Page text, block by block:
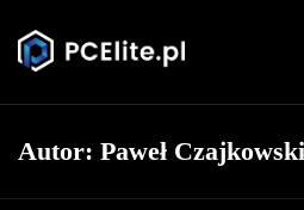
Autor: Paweł Czajkowski